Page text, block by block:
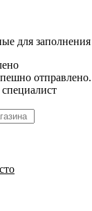
для заполнения